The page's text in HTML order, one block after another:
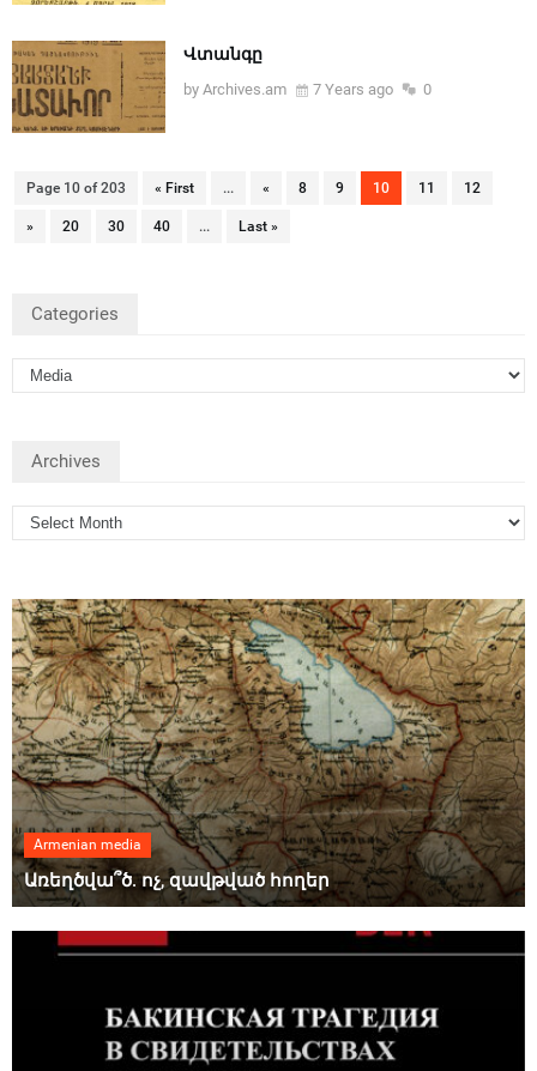
Վտանգը
by Archives.am 7 Years ago 0
Page 10 of 203 « First ... « 8 9 10 11 12
» 20 30 40 ... Last »
Categories
Archives
Armenian media
Առեղծվա՞ծ. ոչ, զավթված հողեր